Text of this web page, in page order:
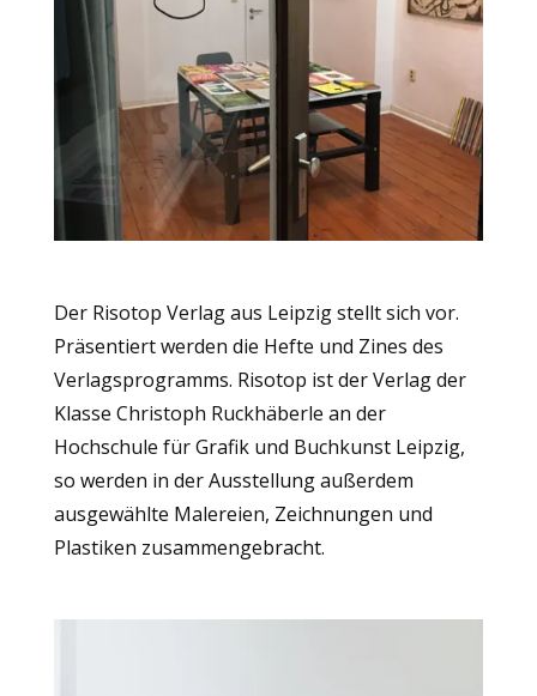
Der Risotop Verlag aus Leipzig stellt sich vor.
Präsentiert werden die Hefte und Zines des
Verlagsprogramms. Risotop ist der Verlag der
Klasse Christoph Ruckhäberle an der
Hochschule für Grafik und Buchkunst Leipzig,
so werden in der Ausstellung außerdem
ausgewählte Malereien, Zeichnungen und
Plastiken zusammengebracht.